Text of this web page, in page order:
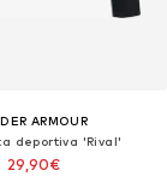
ARMOUR
deportiva 'Rival'
29,90€